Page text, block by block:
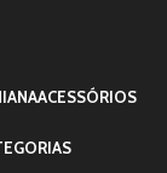
ACESSÓRIOS